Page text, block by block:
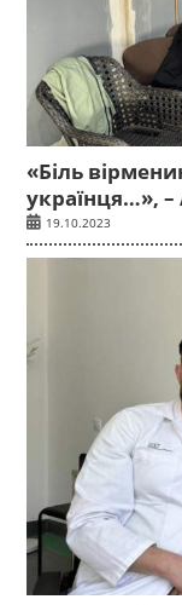
«Біль
українця…»,
19.10.2023